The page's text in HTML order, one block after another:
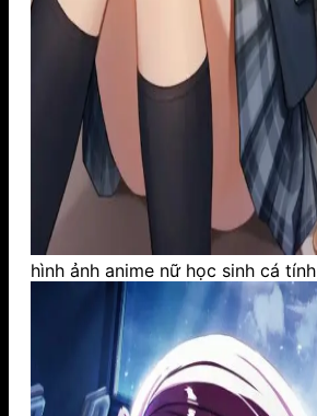
hình ảnh anime nữ học sinh cá tính